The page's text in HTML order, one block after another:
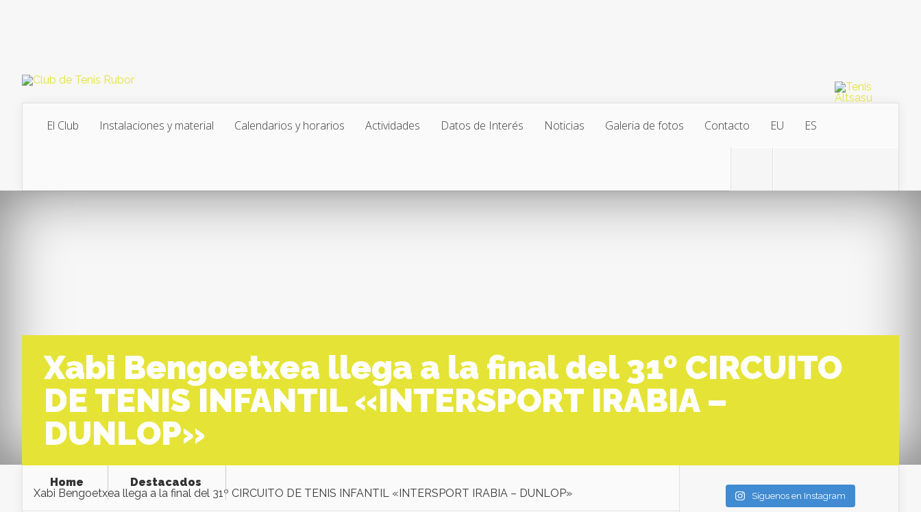
El Club Instalaciones y material Calendarios y horarios Actividades Datos de Interés Noticias Galeria de fotos Contacto EU ES
Xabi Bengoetxea llega a la final del 31º CIRCUITO
DE TENIS INFANTIL «INTERSPORT IRABIA –
DUNLOP»
Home
Destacados
Xabi Bengoetxea llega a la final del 31º CIRCUITO DE TENIS INFANTIL «INTERSPORT IRABIA – DUNLOP»
Síguenos en Instagram